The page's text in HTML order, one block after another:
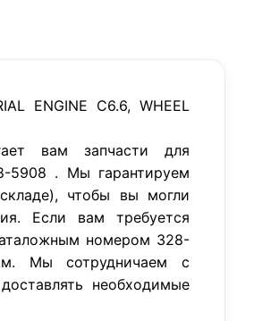
ENGINE C6.6, WHEEL
вам запчасти для
5908 . Мы гарантируем
чтобы вы могли
Если вам требуется
номером 328-
Мы сотрудничаем с
необходимые